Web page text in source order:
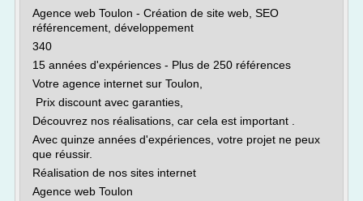
Agence web Toulon - Création de site web, SEO
référencement, développement
340
15 années d'expériences - Plus de 250 références
Votre agence internet sur Toulon,
Prix discount avec garanties,
Découvrez nos réalisations, car cela est important .
Avec quinze années d'expériences, votre projet ne peux
que réussir.
Réalisation de nos sites internet
Agence web Toulon